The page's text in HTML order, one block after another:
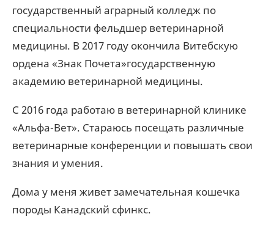
государственный аграрный колледж по
специальности фельдшер ветеринарной
медицины. В 2017 году окончила Витебскую
ордена «Знак Почета»государственную
академию ветеринарной медицины.
С 2016 года работаю в ветеринарной клинике
«Альфа-Вет». Стараюсь посещать различные
ветеринарные конференции и повышать свои
знания и умения.
Дома у меня живет замечательная кошечка
породы Канадский сфинкс.